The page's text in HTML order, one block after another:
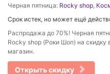
Черная пятница: Rocky shop,
Срок истек, но может ещё
Распродажа до 70%! Черная
Rocky shop (Роки Шоп) на скидку
магазин.
Открыть скидку